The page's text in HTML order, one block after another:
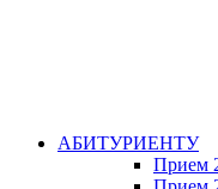
АБИТУРИЕНТУ
Прием